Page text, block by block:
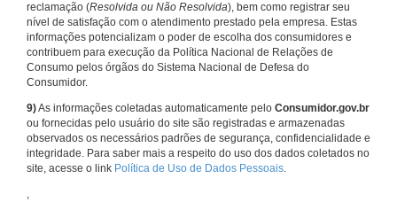
reclamação (Resolvida ou Não Resolvida), bem como registrar seu
nível de satisfação com o atendimento prestado pela empresa. Estas
informações potencializam o poder de escolha dos consumidores e
contribuem para execução da Política Nacional de Relações de
Consumo pelos órgãos do Sistema Nacional de Defesa do
Consumidor.
9)As informações coletadas automaticamente pelo Consumidor.gov.br
ou fornecidas pelo usuário do site são registradas e armazenadas
observados os necessários padrões de segurança, confidencialidade e
integridade. Para saber mais a respeito do uso dos dados coletados no
site, acesse o link Política de Uso de Dados Pessoais.
,